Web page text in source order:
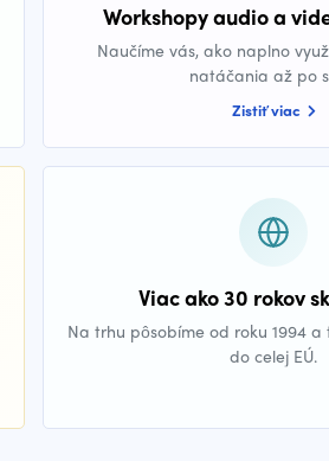
Workshopy audio a
Naučíme vás, ako naplno
natáčania až po
Zistiť viac
Viac ako 30 rokov
Na trhu pôsobíme od roku 1994
do celej EÚ.